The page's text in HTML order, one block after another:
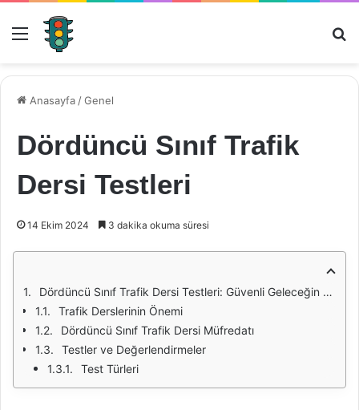
Menü
Anasayfa /Genel
Dördüncü Sınıf Trafik
Dersi Testleri
14 Ekim 2024 3 dakika okuma süresi
Dördüncü Sınıf Trafik Dersi Testleri: Güvenli Geleceğin Temeli
Trafik Derslerinin Önemi
Dördüncü Sınıf Trafik Dersi Müfredatı
Testler ve Değerlendirmeler
Test Türleri